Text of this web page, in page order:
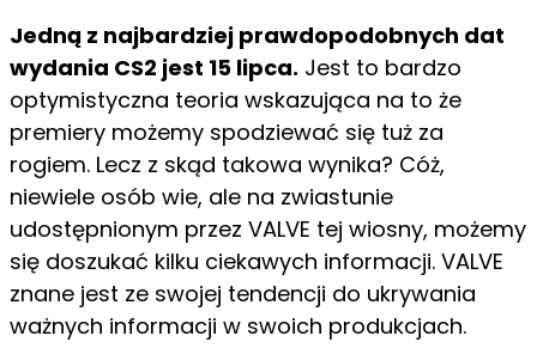
Jedną z najbardziej prawdopodobnych dat
wydania CS2 jest 15 lipca. Jest to bardzo
optymistyczna teoria wskazująca na to że
premiery możemy spodziewać się tuż za
rogiem. Lecz z skąd takowa wynika? Cóż,
niewiele osób wie, ale na zwiastunie
udostępnionym przez VALVE tej wiosny, możemy
się doszukać kilku ciekawych informacji. VALVE
znane jest ze swojej tendencji do ukrywania
ważnych informacji w swoich produkcjach.